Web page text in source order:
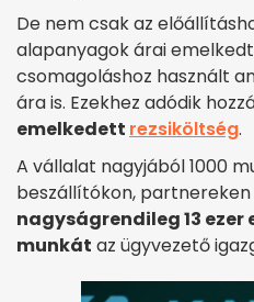
De nem csak az
alapanyagok árai
csomagoláshoz használt
ára is. Ezekhez adódik
emelkedett rezsiköltség.
A vállalat nagyjából 1000
beszállítókon,
nagyságrendileg 13
munkát az ügyvezető